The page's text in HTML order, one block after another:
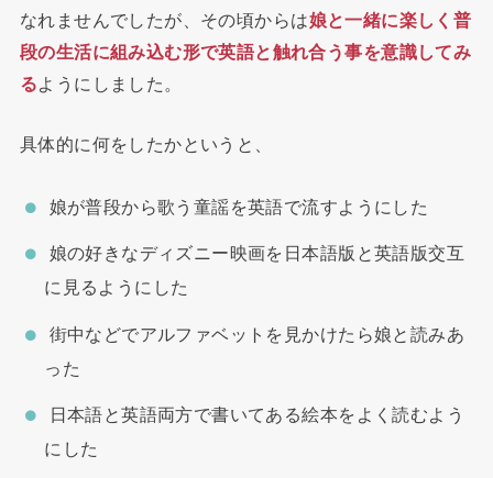
なれませんでしたが、その頃からは娘と一緒に楽しく普
段の生活に組み込む形で英語と触れ合う事を意識してみ
るようにしました。
具体的に何をしたかというと、
娘が普段から歌う童謡を英語で流すようにした
娘の好きなディズニー映画を日本語版と英語版交互
に見るようにした
街中などでアルファベットを見かけたら娘と読みあ
った
日本語と英語両方で書いてある絵本をよく読むよう
にした